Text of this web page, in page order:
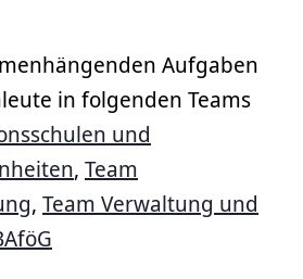
Aufgaben
in folgenden Teams
und
, Team
, Team Verwaltung und